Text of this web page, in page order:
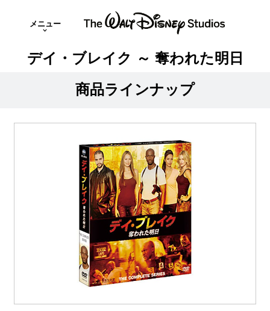
メニュー
デイ・ブレイク ～ 奪われた明日
商品ラインナップ